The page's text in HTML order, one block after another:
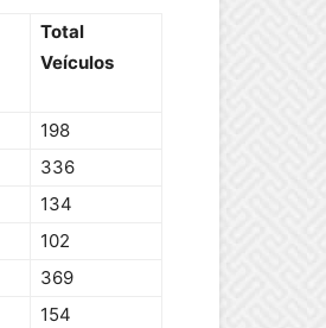
Total
Veículos
198
336
134
102
369
154